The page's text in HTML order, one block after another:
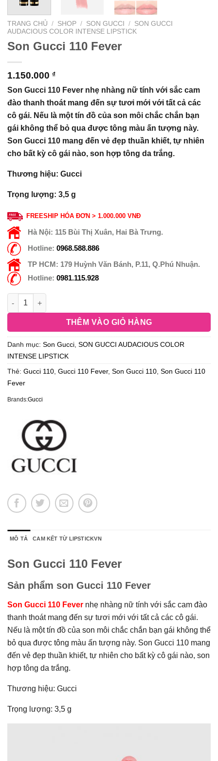
TRANG CHỦ / SHOP / SON GUCCI / SON GUCCI
AUDACIOUS COLOR INTENSE LIPSTICK
Son Gucci 110 Fever
1.150.000 ₫
Son Gucci 110 Fever nhẹ nhàng nữ tính với sắc cam
đào thanh thoát mang đến sự tươi mới với tất cả các
cô gái. Nếu là một tín đồ của son môi chắc chắn bạn
gái không thể bỏ qua được tông màu ấn tượng này.
Son Gucci 110 mang đến vẻ đẹp thuần khiết, tự nhiên
cho bất kỳ cô gái nào, son hợp tông da trắng.
Thương hiệu: Gucci
Trọng lượng: 3,5 g
FREESHIP HÓA ĐƠN > 1.000.000 VNĐ
Hà Nội: 115 Bùi Thị Xuân, Hai Bà Trưng.
Hotline: 0968.588.886
TP HCM: 179 Huỳnh Văn Bánh, P.11, Q.Phú Nhuận.
Hotline: 0981.115.928
THÊM VÀO GIỎ HÀNG
Danh mục: Son Gucci SON GUCCI AUDACIOUS COLOR
INTENSE LIPSTICK
Thẻ: Gucci 110 Gucci 110 Fever, Son Gucci 110 Son Gucci 110
Fever
Brands:Gucci
MÔ TẢ CAM KẾT TỪ LIPSTICKVN
Son Gucci 110 Fever
Sản phẩm son Gucci 110 Fever
Son Gucci 110 Fever nhẹ nhàng nữ tính với sắc cam đào
thanh thoát mang đến sự tươi mới với tất cả các cô gái.
Nếu là một tín đồ của son môi chắc chắn bạn gái không thể
bỏ qua được tông màu ấn tượng này. Son Gucci 110 mang
đến vẻ đẹp thuần khiết, tự nhiên cho bất kỳ cô gái nào, son
hợp tông da trắng.
Thương hiệu: Gucci
Trọng lượng: 3,5 g